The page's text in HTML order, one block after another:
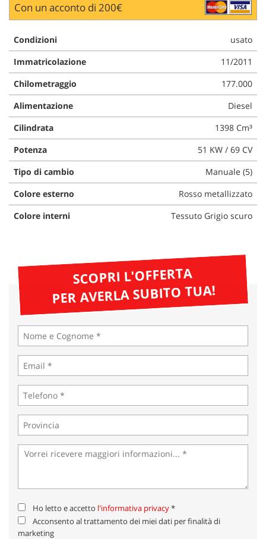
Con un acconto di 200€
Condizioni
usato
Immatricolazione
11/2011
Chilometraggio
177.000
Alimentazione
Diesel
Cilindrata
1398 Cm³
Potenza
51 KW / 69 CV
Tipo di cambio
Manuale (5)
Colore esterno
Rosso metallizzato
Colore interni
Tessuto Grigio scuro
SCOPRI L'OFFERTA
PER AVERLA SUBITO TUA!
Ho letto e accetto l'informativa privacy*
Acconsento al trattamento dei miei dati per finalità di
marketing
questi
strumenti
di
tracciamento
si
rimanda
alla
cookie
policy.
Puoi
rivedere
e
modificare
le
tue
scelte
in
qualsiasi
Cookie delle preferenze
Cookie per il miglioramento dell'esperienza utente
la
cookie
policy